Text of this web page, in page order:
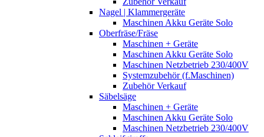
Nagel | Klammergeräte
Maschinen Akku Geräte Solo
Oberfräse/Fräse
Maschinen + Geräte
Maschinen Akku Geräte Solo
Maschinen Netzbetrieb 230/400V
Systemzubehör (f.Maschinen)
Zubehör Verkauf
Säbelsäge
Maschinen + Geräte
Maschinen Akku Geräte Solo
Maschinen Netzbetrieb 230/400V